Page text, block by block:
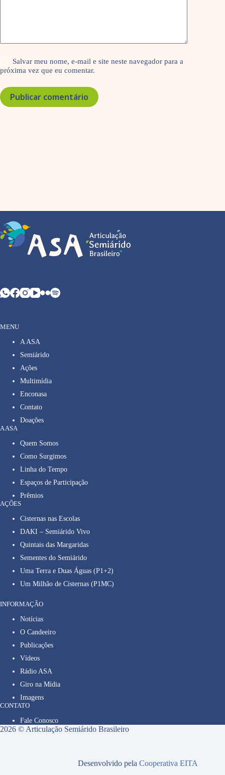
Salvar meu nome, e-mail e site neste navegador para a
próxima vez que eu comentar.
Publicar comentário
MENU
A ASA
Semiárido
Ações
Multimídia
Enconasa
Contato
Doações
A ASA
Quem Somos
Como Surgimos
Linha do Tempo
Espaços de Participação
Prêmios
AÇÕES
Cisternas nas Escolas
DAKI – Semiárido Vivo
Quintais das Margaridas
Sementes do Semiárido
Uma Terra e Duas Águas (P1+2)
Um Milhão de Cisternas (P1MC)
INFORMAÇÃO
Notícias
O Candeeiro
Publicações
Vídeos
Rádio ASA
Giro na Mídia
Imagens
CONTATO
Fale Conosco
2026 © Articulação Semiárido Brasileiro
Desenvolvido pelaCooperativa EITA